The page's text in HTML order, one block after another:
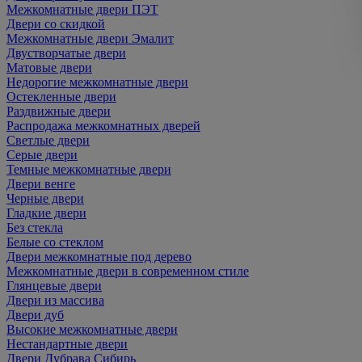
Межкомнатные двери ПЭТ
Двери со скидкой
Межкомнатные двери Эмалит
Двустворчатые двери
Матовые двери
Недорогие межкомнатные двери
Остекленные двери
Раздвижные двери
Распродажа межкомнатных дверей
Светлые двери
Серые двери
Темные межкомнатные двери
Двери венге
Черные двери
Гладкие двери
Без стекла
Белые со стеклом
Двери межкомнатные под дерево
Межкомнатные двери в современном стиле
Глянцевые двери
Двери из массива
Двери дуб
Высокие межкомнатные двери
Нестандартные двери
Двери Дубрава Сибирь